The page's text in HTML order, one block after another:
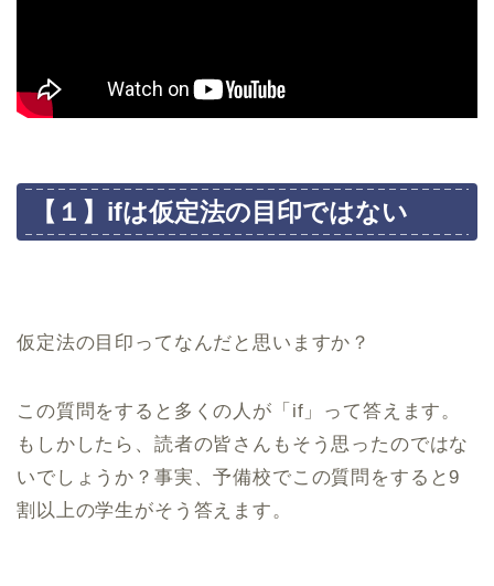
【１】ifは仮定法の目印ではない
仮定法の目印ってなんだと思いますか？
この質問をすると多くの人が「if」って答えます。
もしかしたら、読者の皆さんもそう思ったのではな
いでしょうか？事実、予備校でこの質問をすると9
割以上の学生がそう答えます。